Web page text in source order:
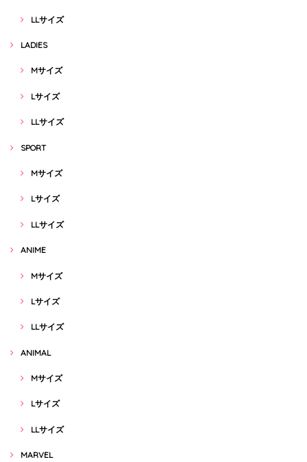
LLサイズ
LADIES
Mサイズ
Lサイズ
LLサイズ
SPORT
Mサイズ
Lサイズ
LLサイズ
ANIME
Mサイズ
Lサイズ
LLサイズ
ANIMAL
Mサイズ
Lサイズ
LLサイズ
MARVEL